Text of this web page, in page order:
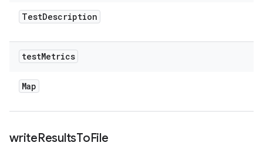
TestDescription
testMetrics
Map
writeResultsToFile